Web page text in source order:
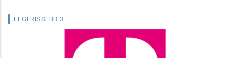
LEGFRISSEBB 3